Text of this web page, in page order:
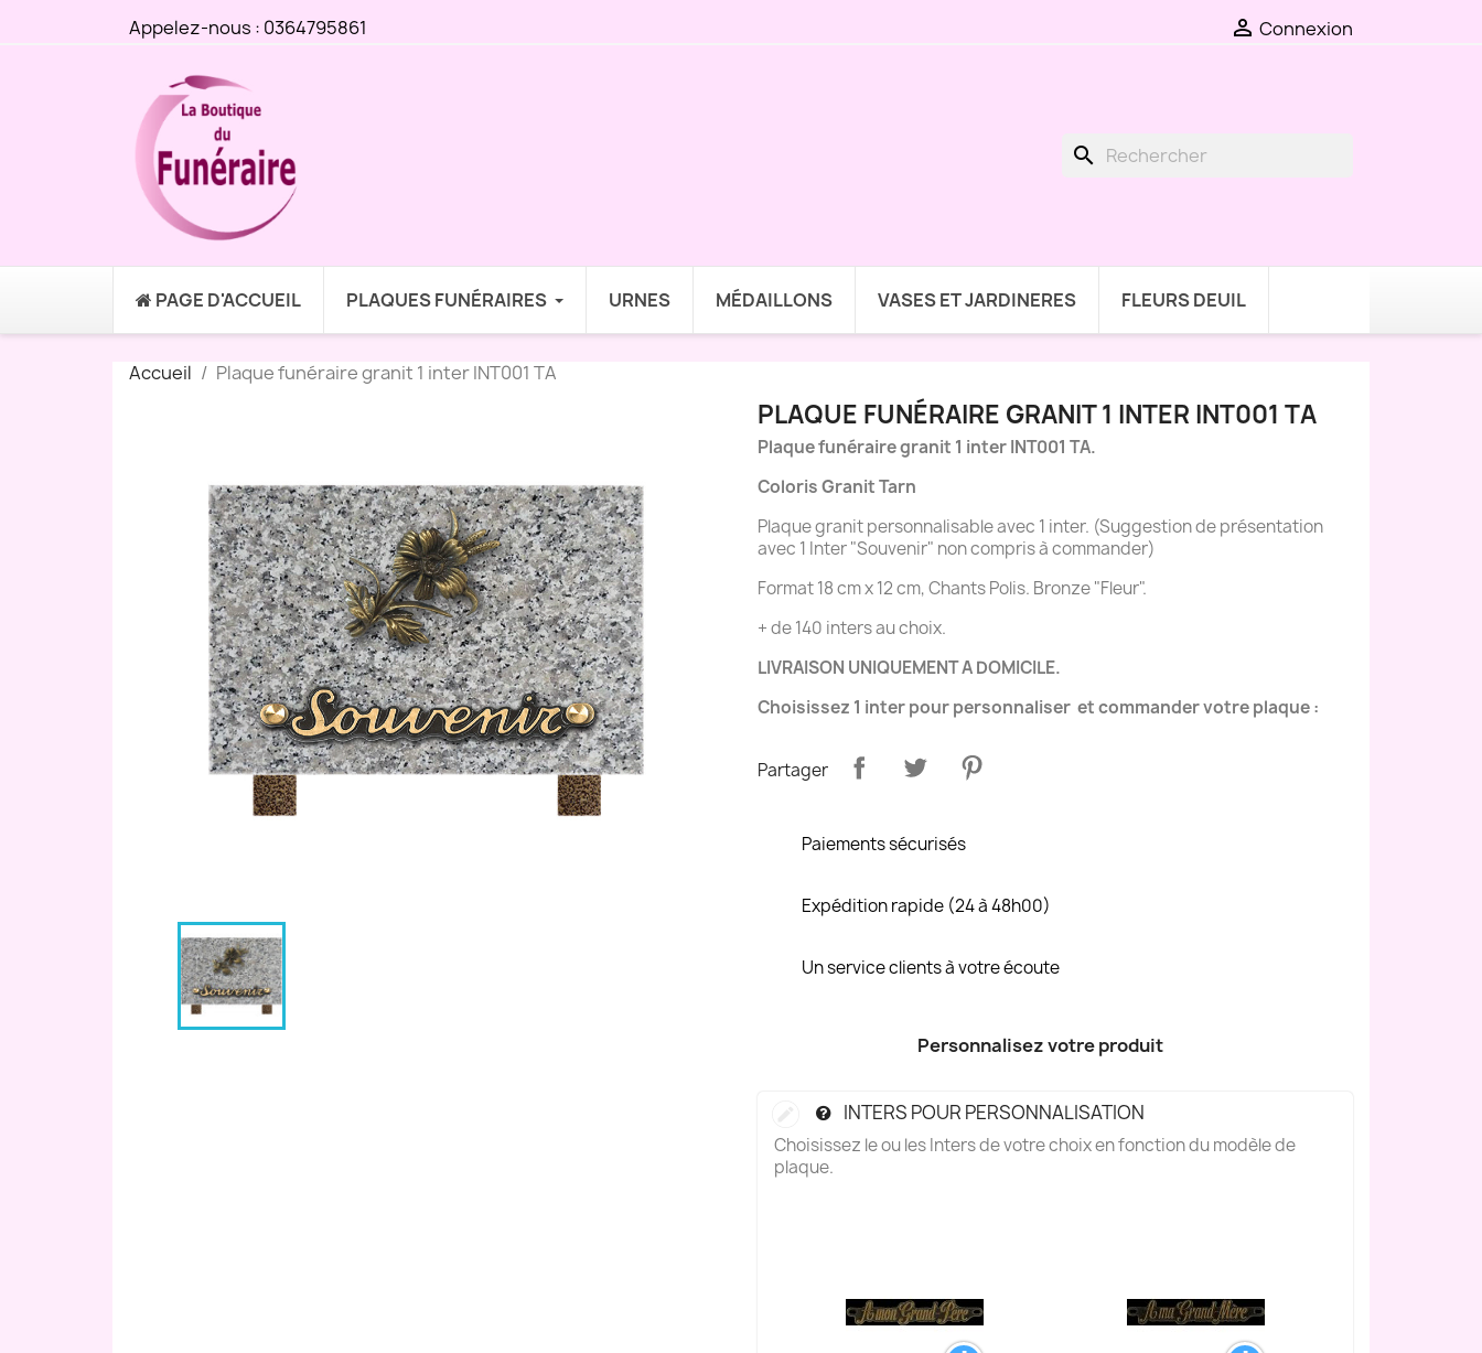
Appelez-nous : 0364795861  Connexion
search
PAGE D'ACCUEIL PLAQUES FUNÉRAIRES URNES MÉDAILLONS VASES ET JARDINERES FLEURS DEUIL
Accueil Plaque funéraire granit 1 inter INT001 TA
PLAQUE FUNÉRAIRE GRANIT 1 INTER INT001 TA
Plaque funéraire granit 1 inter INT001 TA.
Coloris Granit Tarn
Plaque granit personnalisable avec 1 inter. (Suggestion de présentation
avec 1 Inter "Souvenir" non compris à commander)
Format 18 cm x 12 cm, Chants Polis. Bronze "Fleur".
+ de 140 inters au choix.
LIVRAISON UNIQUEMENT A DOMICILE.
Choisissez 1 inter pour personnaliser et commander votre plaque :
Partager
Paiements sécurisés
Expédition rapide (24 à 48h00)
Un service clients à votre écoute
Personnalisez votre produit
INTERS POUR PERSONNALISATION
Choisissez le ou les Inters de votre choix en fonction du modèle de
plaque.